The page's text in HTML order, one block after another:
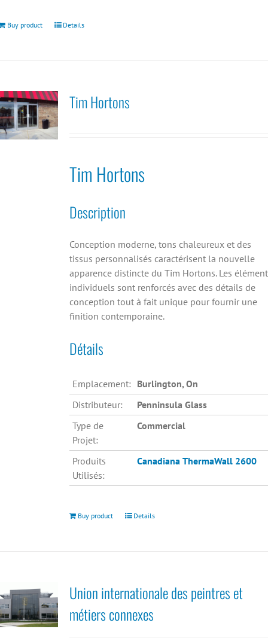
Buy product Details
Tim Hortons
Tim Hortons
Description
Conception moderne, tons chaleureux et des
tissus personnalisés caractérisent la nouvelle
apparence distincte du Tim Hortons. Les
individuels sont renforcés avec des détails de
conception tout à fait unique pour fournir une
finition contemporaine.
Détails
Emplacement: Burlington, On
Distributeur:
Penninsula Glass
Type de
Projet:
Commercial
Produits
Utilisés:
Canadiana ThermaWall 2600
Buy product Details
Union internationale des peintres et
métiers connexes